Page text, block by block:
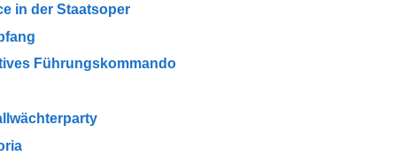
in der Staatsoper
Führungskommando